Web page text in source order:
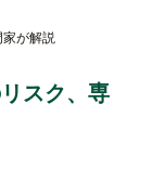
家が解説
スク、専